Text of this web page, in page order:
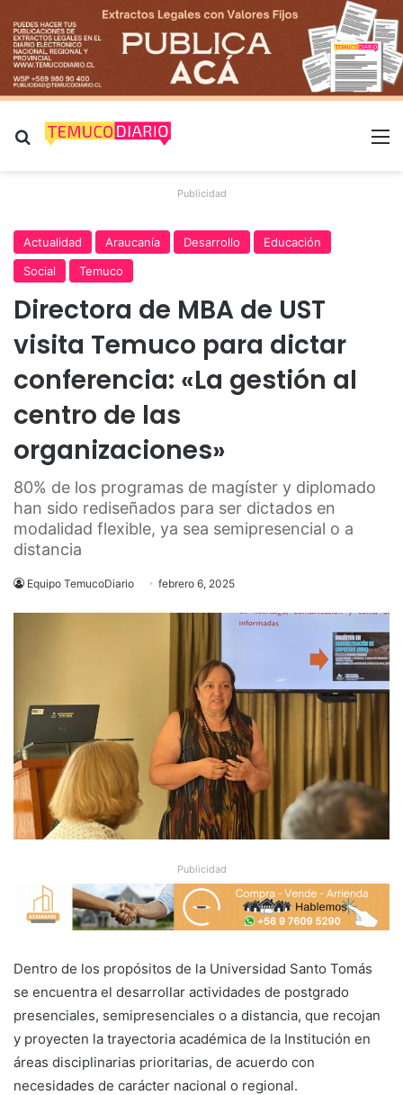
Buscar por
Publicidad
Actualidad Araucanía Desarrollo
Educación
Social
Temuco
Directora de MBA de UST
visita Temuco para dictar
conferencia: «La gestión al
centro de las
organizaciones»
80% de los programas de magíster y diplomado
han sido rediseñados para ser dictados en
modalidad flexible, ya sea semipresencial o a
distancia
Equipo TemucoDiario febrero 6, 2025
Publicidad
Dentro de los propósitos de la Universidad Santo Tomás
se encuentra el desarrollar actividades de postgrado
presenciales, semipresenciales o a distancia, que recojan
y proyecten la trayectoria académica de la Institución en
áreas disciplinarias prioritarias, de acuerdo con
necesidades de carácter nacional o regional.